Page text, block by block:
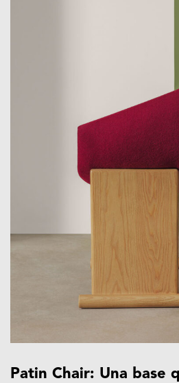
Patin Chair: Una base